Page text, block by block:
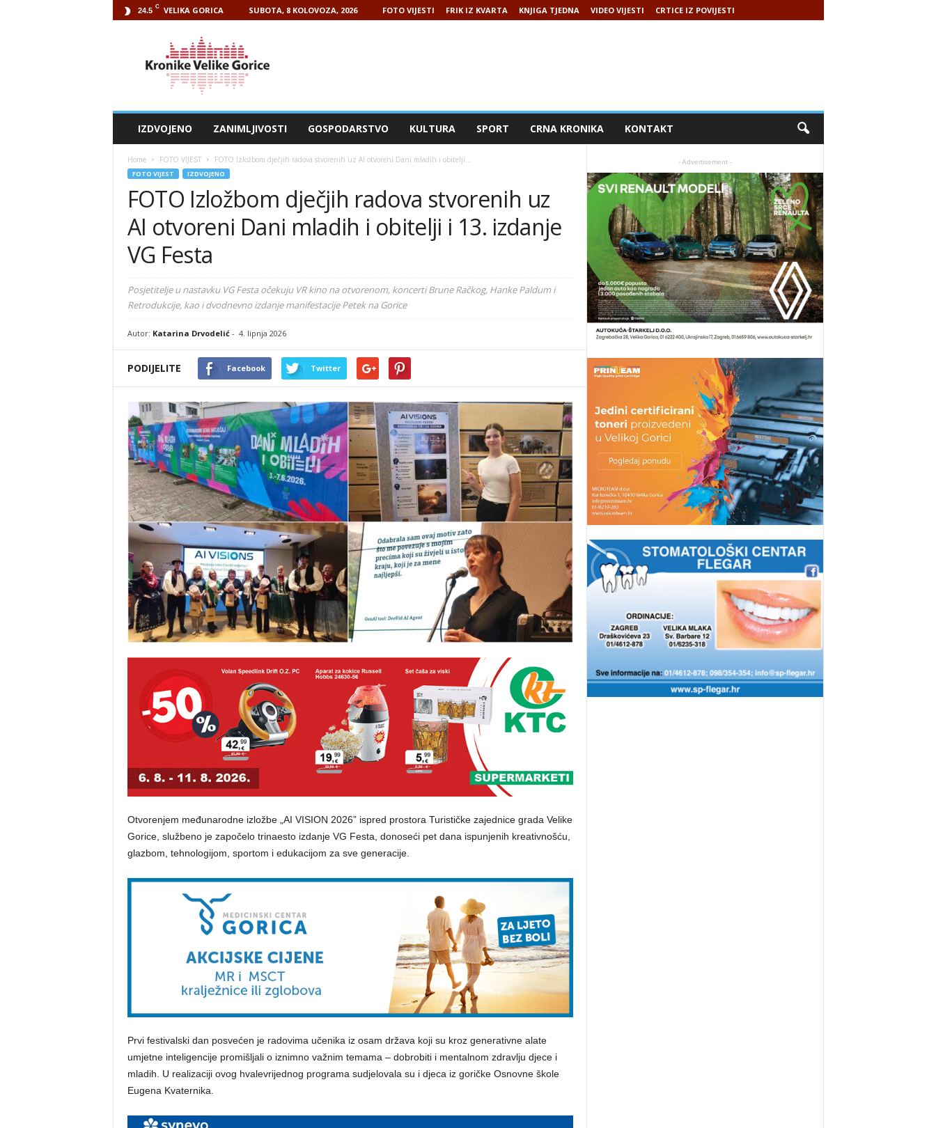
24.5 C VELIKA GORICA SUBOTA, 8 KOLOVOZA, 2026 FOTO VIJESTI FRIK IZ KVARTA KNJIGA TJEDNA VIDEO VIJESTI CRTICE IZ POVIJESTI
IZDVOJENO ZANIMLJIVOSTI GOSPODARSTVO KULTURA SPORT CRNA KRONIKA KONTAKT
Home FOTO VIJEST FOTO Izložbom dječjih radova stvorenih uz AI otvoreni Dani mladih i obitelji...
FOTO VIJEST IZDVOJENO
FOTO Izložbom dječjih radova stvorenih uz
AI otvoreni Dani mladih i obitelji i 13. izdanje
VG Festa
Posjetitelje u nastavku VG Festa očekuju VR kino na otvorenom, koncerti Brune Račkog, Hanke Paldum i
Retrodukcije, kao i dvodnevno izdanje manifestacije Petek na Gorice
Autor: Katarina Drvodelić- 4. lipnja 2026
PODIJELITE Facebook Twitter
Otvorenjem međunarodne izložbe „AI VISION 2026” ispred prostora Turističke zajednice grada Velike
Gorice, službeno je započelo trinaesto izdanje VG Festa, donoseći pet dana ispunjenih kreativnošću,
glazbom, tehnologijom, sportom i edukacijom za sve generacije.
Prvi festivalski dan posvećen je radovima učenika iz osam država koji su kroz generativne alate
umjetne inteligencije promišljali o iznimno važnim temama – dobrobiti i mentalnom zdravlju djece i
mladih. U realizaciji ovog hvalevrijednog programa sudjelovala su i djeca iz goričke Osnovne škole
Eugena Kvaternika.
- Advertisement -